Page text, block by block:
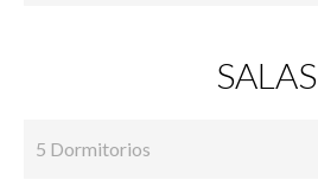
SALAS
5 Dormitorios